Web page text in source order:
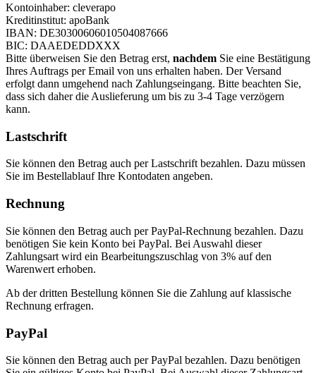
Kontoinhaber: cleverapo
Kreditinstitut: apoBank
IBAN: DE30300606010504087666
BIC: DAAEDEDDXXX
Bitte überweisen Sie den Betrag erst, nachdem Sie eine Bestätigung
Ihres Auftrags per Email von uns erhalten haben. Der Versand
erfolgt dann umgehend nach Zahlungseingang. Bitte beachten Sie,
dass sich daher die Auslieferung um bis zu 3-4 Tage verzögern
kann.
Lastschrift
Sie können den Betrag auch per Lastschrift bezahlen. Dazu müssen
Sie im Bestellablauf Ihre Kontodaten angeben.
Rechnung
Sie können den Betrag auch per PayPal-Rechnung bezahlen. Dazu
benötigen Sie kein Konto bei PayPal. Bei Auswahl dieser
Zahlungsart wird ein Bearbeitungszuschlag von 3% auf den
Warenwert erhoben.
Ab der dritten Bestellung können Sie die Zahlung auf klassische
Rechnung erfragen.
PayPal
Sie können den Betrag auch per PayPal bezahlen. Dazu benötigen